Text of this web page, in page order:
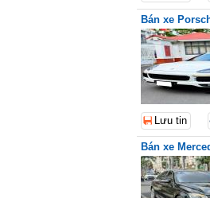
Bán xe
Lưu tin
Bán xe